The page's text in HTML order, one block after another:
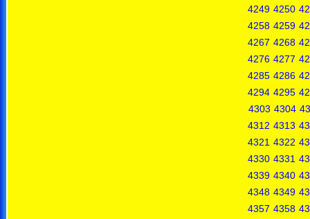
4249 4250
4258 4259
4267 4268
4276 4277
4285 4286
4294 4295
4303 4304
4312 4313
4321 4322
4330 4331
4339 4340
4348 4349
4357 4358